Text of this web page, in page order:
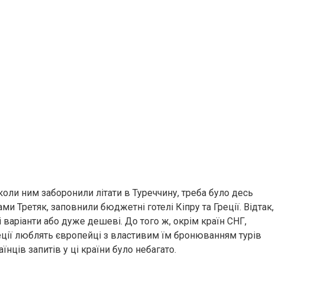
ним заборонили літати в Туреччину, треба було десь
Третяк, заповнили бюджетні готелі Кіпру та Греції. Відтак,
або дуже дешеві. До того ж, окрім країн СНГ,
люблять європейці з властивим їм бронюванням турів
запитів у ці країни було небагато.